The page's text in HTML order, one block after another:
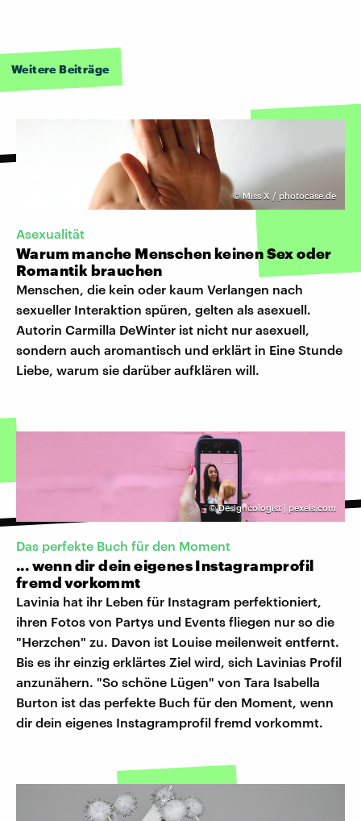
Weitere Beiträge
©Miss X / photocase.de
Asexualität
Warum manche Menschen keinen Sex oder
Romantik brauchen
Menschen, die kein oder kaum Verlangen nach
sexueller Interaktion spüren, gelten als asexuell.
Autorin Carmilla DeWinter ist nicht nur asexuell,
sondern auch aromantisch und erklärt in Eine Stunde
Liebe, warum sie darüber aufklären will.
©Designcologist | pexels.com
Das perfekte Buch für den Moment
... wenn dir dein eigenes Instagramprofil
fremd vorkommt
Lavinia hat ihr Leben für Instagram perfektioniert,
ihren Fotos von Partys und Events fliegen nur so die
"Herzchen" zu. Davon ist Louise meilenweit entfernt.
Bis es ihr einzig erklärtes Ziel wird, sich Lavinias Profil
anzunähern. "So schöne Lügen" von Tara Isabella
Burton ist das perfekte Buch für den Moment, wenn
dir dein eigenes Instagramprofil fremd vorkommt.